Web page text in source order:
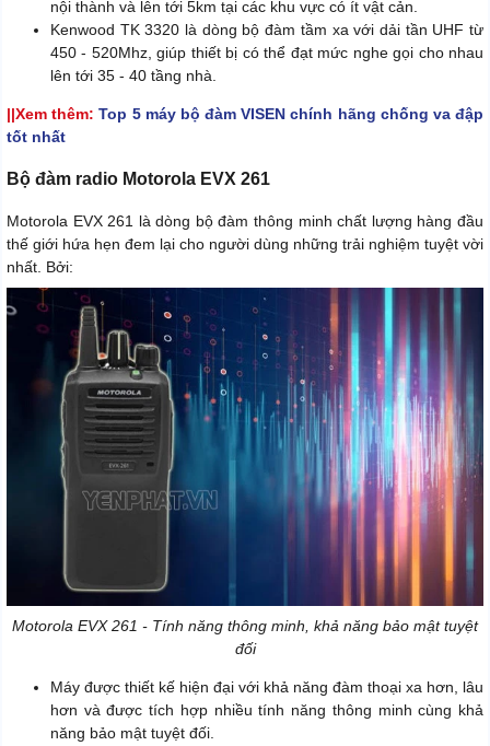
nội thành và lên tới 5km tại các khu vực có ít vật cản.
Kenwood TK 3320 là dòng bộ đàm tầm xa với dải tần UHF từ
450 - 520Mhz, giúp thiết bị có thể đạt mức nghe gọi cho nhau
lên tới 35 - 40 tầng nhà.
||Xem thêm:Top 5 máy bộ đàm VISEN chính hãng chống va đập
tốt nhất
Bộ đàm radio Motorola EVX 261
Motorola EVX 261 là dòng bộ đàm thông minh chất lượng hàng đầu
thế giới hứa hẹn đem lại cho người dùng những trải nghiệm tuyệt vời
nhất. Bởi:
Motorola EVX 261 - Tính năng thông minh, khả năng bảo mật tuyệt
đối
Máy được thiết kế hiện đại với khả năng đàm thoại xa hơn, lâu
hơn và được tích hợp nhiều tính năng thông minh cùng khả
năng bảo mật tuyệt đối.